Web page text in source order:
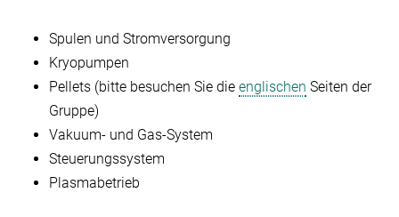
Spulen und Stromversorgung
Kryopumpen
Pellets (bitte besuchen Sie die englischen Seiten der
Gruppe)
Vakuum- und Gas-System
Steuerungssystem
Plasmabetrieb